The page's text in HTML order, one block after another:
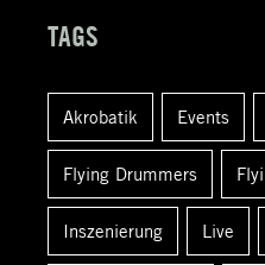
e
c
h
TAGS
Akrobatik Events
Flying Drummers
Inszenierung Live